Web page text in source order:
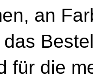
an
für die